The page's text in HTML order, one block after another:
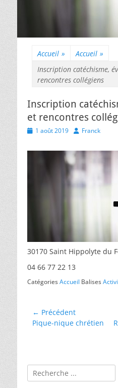
Accueil » Accueil »
Inscription catéchisme,
rencontres collégiens
Inscription
et rencontres
Posted1 août 2019 AuthorFranck
30170 Saint Hippolyte du
04 66 77 22 13
CatégoriesAccueil Balises
Navigation
de
← Précédent
Article
Pique-nique chrétien
Rechercher :